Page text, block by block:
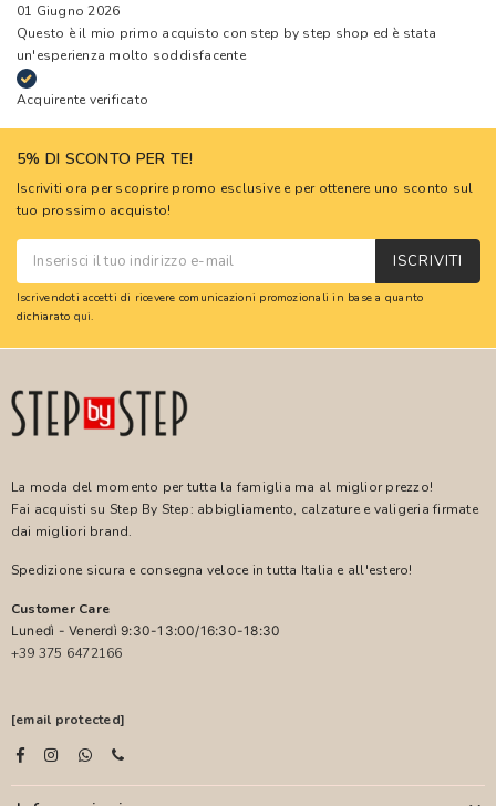
01 Giugno 2026
Questo è il mio primo acquisto con step by step shop ed è stata
un'esperienza molto soddisfacente
Acquirente verificato
5% DI SCONTO PER TE!
Iscriviti ora per scoprire promo esclusive e per ottenere uno sconto sul
tuo prossimo acquisto!
ISCRIVITI
Iscrivendoti accetti di ricevere comunicazioni promozionali in base a quanto
dichiarato qui.
La moda del momento per tutta la famiglia ma al miglior prezzo!
Fai acquisti su Step By Step: abbigliamento, calzature e valigeria firmate
dai migliori brand.
Spedizione sicura e consegna veloce in tutta Italia e all'estero!
Customer Care
Lunedì - Venerdì 9:30-13:00/16:30-18:30
+39 375 6472166
[email protected]